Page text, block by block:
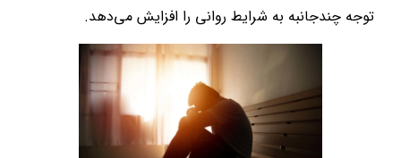
توجه چندجانبه به شرایط روانی را افزایش می‌دهد.